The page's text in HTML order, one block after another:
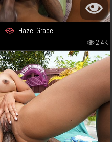
Hazel Grace
2.4K